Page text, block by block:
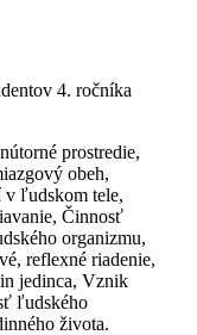
4. ročníka
prostredie,
obeh,
v ľudskom tele,
Činnosť
organizmu,
reflexné riadenie,
jedinca, Vznik
ľudského
života.